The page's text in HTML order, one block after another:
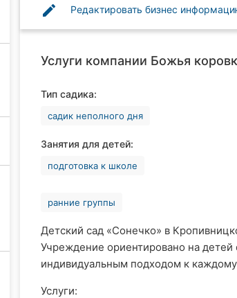
edit Редактировать бизнес
Услуги компании Божья
Тип садика:
садик неполного дня
Занятия для детей:
подготовка к школе
ранние группы
Детский сад «Сонечко» в
Учреждение ориентировано на
индивидуальным подходом к
Услуги: